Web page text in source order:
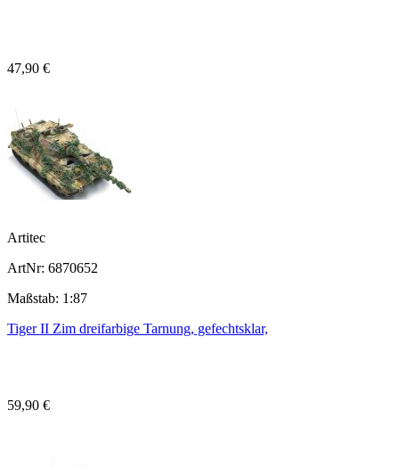
47,90 €
Artitec
ArtNr: 6870652
Maßstab: 1:87
Tiger II Zim dreifarbige Tarnung, gefechtsklar,
59,90 €